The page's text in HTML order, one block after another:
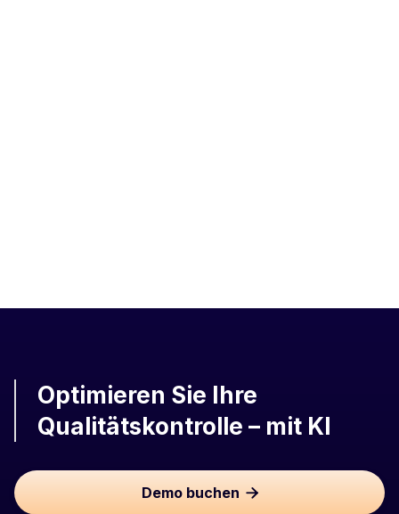
Optimieren Sie Ihre
Qualitätskontrolle – mit KI
Demo buchen 